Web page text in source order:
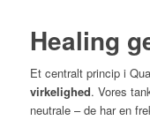
Healing
Et centralt princip i
virkelighed. Vores
neutrale – de har en